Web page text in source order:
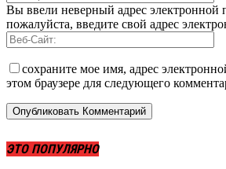
Вы ввели неверный адрес электронной
пожалуйста, введите свой адрес
сохраните мое имя, адрес
этом браузере для следующего
ЭТО ПОПУЛЯРНО